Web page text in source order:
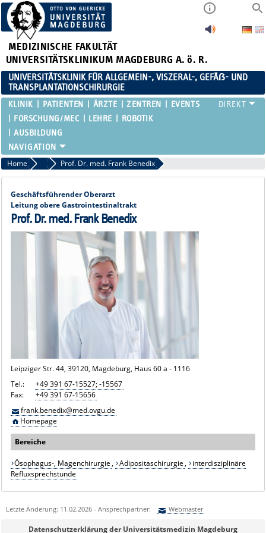
MEDIZINISCHE FAKULTÄT
UNIVERSITÄTSKLINIKUM MAGDEBURG A. ö. R.
UNIVERSITÄTSKLINIK FÜR ALLGEMEIN-, VISZERAL-, GEFÄẞ- UND
TRANSPLANTATIONSCHIRURGIE
KLINIK PATIENTEN ÄRZTE ZENTREN
EVENTS
FORSCHUNG/MEC
LEHRE
ROBOTIK
AUSBILDUNG
Home Oberärztinnen / Oberärzte Übersicht
Prof. Dr. med. Frank Benedix
Geschäftsführender Oberarzt
Leitung obere Gastrointestinaltrakt
Prof. Dr. med. Frank Benedix
Leipziger Str. 44, 39120, Magdeburg, Haus 60 a - 1116
Tel.:
+49 391 67-15527; -15567
Fax:
+49 391 67-15656
frank.benedix@med.ovgu.de
Homepage
Bereiche
Ösophagus-, Magenchirurgie, Adipositaschirurgie,
interdisziplinäre
Refluxsprechstunde
Letzte Änderung: 11.02.2026 - Ansprechpartner: Webmaster
Sie können eine Nachricht versenden an:Webmaster
Datenschutzerklärung der Universitätsmedizin Magdeburg